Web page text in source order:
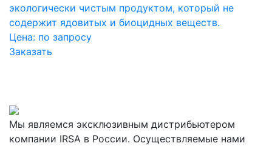
экологически чистым продуктом, который не
содержит ядовитых и биоцидных веществ.
Цена: по запросу
Заказать
Мы являемся эксклюзивным дистрибьютером
компании IRSA в России. Осуществляемые нами